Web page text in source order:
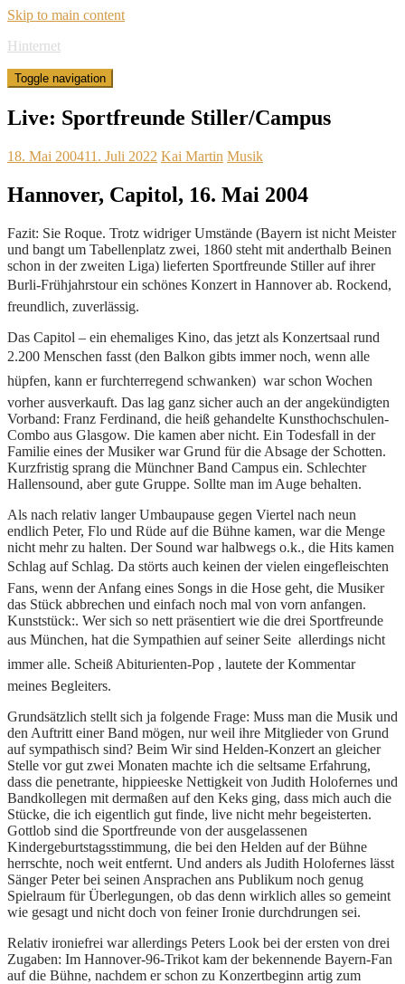
Skip to main content
Hinternet
Toggle navigation
Live: Sportfreunde Stiller/Campus
18. Mai 200411. Juli 2022 Kai Martin Musik
Hannover, Capitol, 16. Mai 2004
Fazit: Sie Roque. Trotz widriger Umstände (Bayern ist nicht Meister
und bangt um Tabellenplatz zwei, 1860 steht mit anderthalb Beinen
schon in der zweiten Liga) lieferten Sportfreunde Stiller auf ihrer
Burli-Frühjahrstour ein schönes Konzert in Hannover ab. Rockend,
freundlich, zuverlässig.
Das Capitol – ein ehemaliges Kino, das jetzt als Konzertsaal rund
2.200 Menschen fasst (den Balkon gibts immer noch, wenn alle
hüpfen, kann er furchterregend schwanken)  war schon Wochen
vorher ausverkauft. Das lag ganz sicher auch an der angekündigten
Vorband: Franz Ferdinand, die heiß gehandelte Kunsthochschulen-
Combo aus Glasgow. Die kamen aber nicht. Ein Todesfall in der
Familie eines der Musiker war Grund für die Absage der Schotten.
Kurzfristig sprang die Münchner Band Campus ein. Schlechter
Hallensound, aber gute Gruppe. Sollte man im Auge behalten.
Als nach relativ langer Umbaupause gegen Viertel nach neun
endlich Peter, Flo und Rüde auf die Bühne kamen, war die Menge
nicht mehr zu halten. Der Sound war halbwegs o.k., die Hits kamen
Schlag auf Schlag. Da störts auch keinen der vielen eingefleischten
Fans, wenn der Anfang eines Songs in die Hose geht, die Musiker
das Stück abbrechen und einfach noch mal von vorn anfangen.
Kunststück:. Wer sich so nett präsentiert wie die drei Sportfreunde
aus München, hat die Sympathien auf seiner Seite  allerdings nicht
immer alle. Scheiß Abiturienten-Pop , lautete der Kommentar
meines Begleiters.
Grundsätzlich stellt sich ja folgende Frage: Muss man die Musik und
den Auftritt einer Band mögen, nur weil ihre Mitglieder von Grund
auf sympathisch sind? Beim Wir sind Helden-Konzert an gleicher
Stelle vor gut zwei Monaten machte ich die seltsame Erfahrung,
dass die penetrante, hippieeske Nettigkeit von Judith Holofernes und
Bandkollegen mit dermaßen auf den Keks ging, dass mich auch die
Stücke, die ich eigentlich gut finde, live nicht mehr begeisterten.
Gottlob sind die Sportfreunde von der ausgelassenen
Kindergeburtstagsstimmung, die bei den Helden auf der Bühne
herrschte, noch weit entfernt. Und anders als Judith Holofernes lässt
Sänger Peter bei seinen Ansprachen ans Publikum noch genug
Spielraum für Überlegungen, ob das denn wirklich alles so gemeint
wie gesagt und nicht doch von feiner Ironie durchdrungen sei.
Relativ ironiefrei war allerdings Peters Look bei der ersten von drei
Zugaben: Im Hannover-96-Trikot kam der bekennende Bayern-Fan
auf die Bühne, nachdem er schon zu Konzertbeginn artig zum